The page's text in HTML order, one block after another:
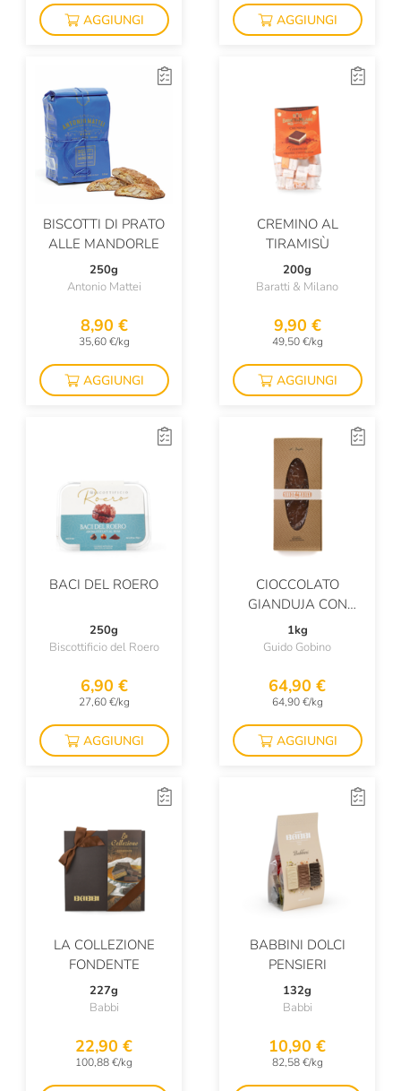
AGGIUNGI AGGIUNGI
BISCOTTI DI PRATO
ALLE MANDORLE
250g
Antonio Mattei
8,90 €
35,60 €/kg
AGGIUNGI
CREMINO AL
TIRAMISÙ
200g
Baratti & Milano
9,90 €
49,50 €/kg
AGGIUNGI
BACI DEL ROERO
250g
Biscottificio del Roero
6,90 €
27,60 €/kg
AGGIUNGI
CIOCCOLATO
GIANDUJA CON
NOCCIOLE PIEMONTE
1kg
Guido Gobino
64,90 €
64,90 €/kg
AGGIUNGI
LA COLLEZIONE
FONDENTE
227g
Babbi
22,90 €
100,88 €/kg
BABBINI DOLCI
PENSIERI
132g
Babbi
10,90 €
82,58 €/kg